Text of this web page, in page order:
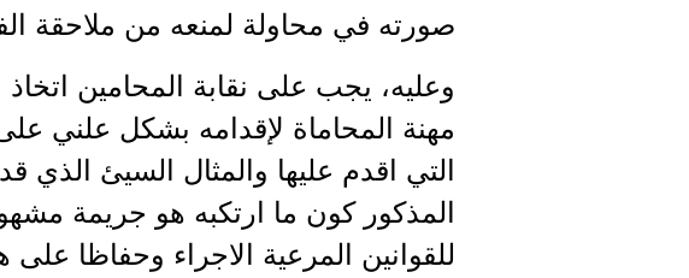
صورته في محاولة لمنعه من ملاحقة
وعليه، يجب على نقابة المحامين
مهنة المحاماة لإقدامه بشكل علني
التي اقدم عليها والمثال السيئ الذي
المذكور كون ما ارتكبه هو جريمة
للقوانين المرعية الاجراء وحفاظا على